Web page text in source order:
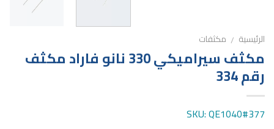
الرئيسية / مكثفات
مكثف سيراميكي 330 نانو فاراد مكثف
رقم 334
SKU: QE1040#377